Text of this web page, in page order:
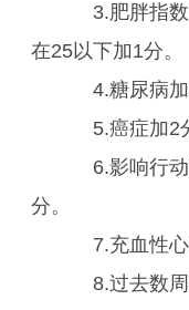
3.肥胖指数
在25以下加1分。
4.糖尿病加2
5.癌症加2
6.影响行动
分。
7.充血性心
8.过去数周